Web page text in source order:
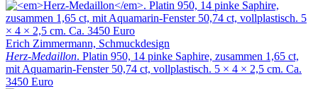
Erich Zimmermann, Schmuckdesign
Herz-Medaillon. Platin 950, 14 pinke Saphire, zusammen 1,65 ct,
mit Aquamarin-Fenster 50,74 ct, vollplastisch. 5 × 4 × 2,5 cm. Ca.
3450 Euro